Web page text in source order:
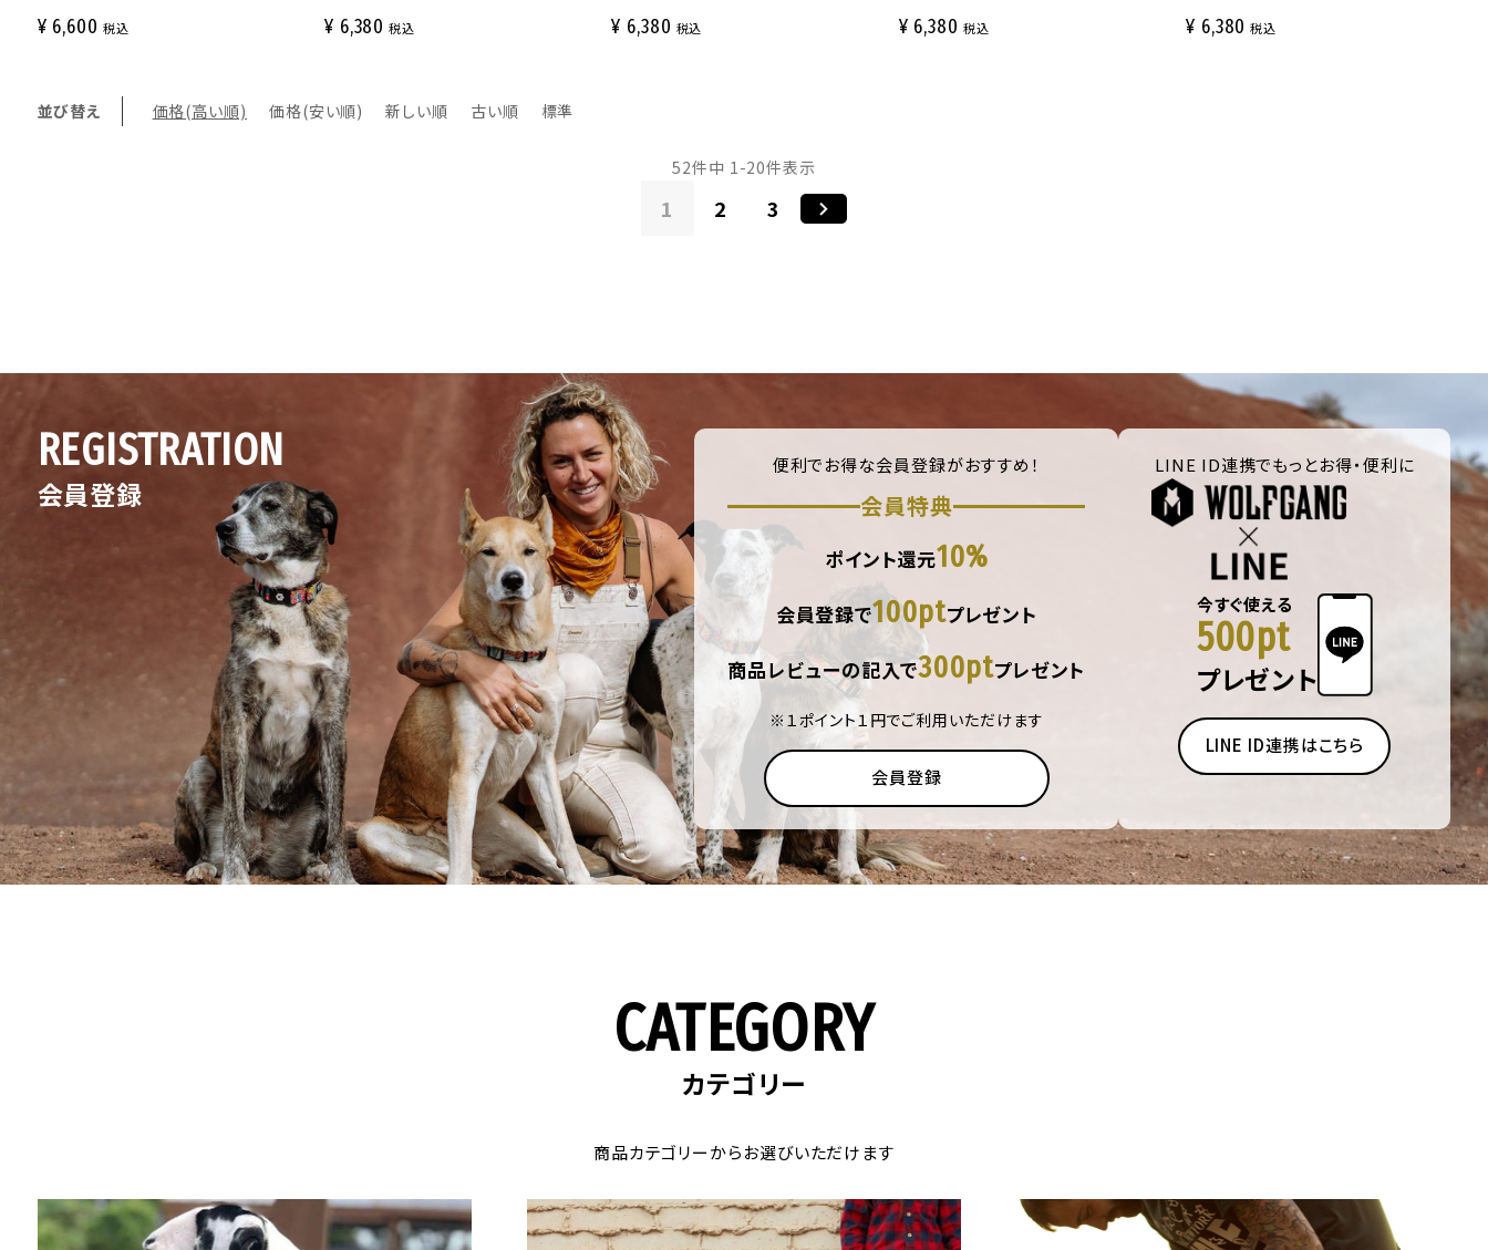
¥ 6,600 税込 ¥ 6,380 税込 ¥ 6,380 税込 ¥ 6,380 税込 ¥ 6,380 税込
並び替え 価格(高い順) 価格(安い順) 新しい順 古い順 標準
52件中 1-20件表示
1 2 3
REGISTRATION
会員登録
便利でお得な会員登録がおすすめ！
会員特典
ポイント還元10%
会員登録で100ptプレゼント
商品レビューの記入で300ptプレゼント
※１ポイント１円でご利用いただけます
会員登録
LINE ID連携でもっとお得・便利に
今すぐ使える
500pt
プレゼント
LINE ID連携はこちら
CATEGORY
カテゴリー
商品カテゴリーからお選びいただけます